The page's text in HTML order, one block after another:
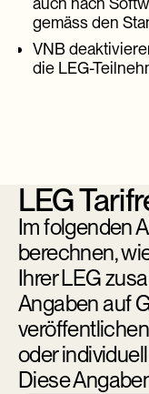
gemäss den
VNB
die LEG-
LEG
Im folgenden
berechnen,
Ihrer LEG
Angaben auf
oder
Diese